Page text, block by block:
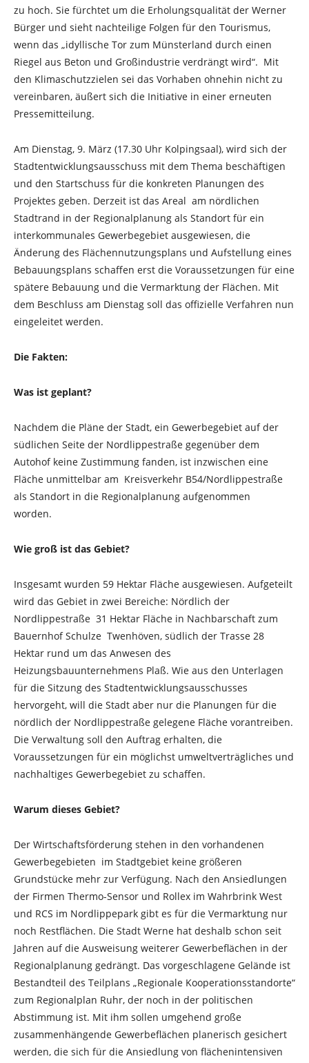
zu hoch. Sie fürchtet um die Erholungsqualität der Werner
Bürger und sieht nachteilige Folgen für den Tourismus,
wenn das „idyllische Tor zum Münsterland durch einen
Riegel aus Beton und Großindustrie verdrängt wird“. Mit
den Klimaschutzzielen sei das Vorhaben ohnehin nicht zu
vereinbaren, äußert sich die Initiative in einer erneuten
Pressemitteilung.
Am Dienstag, 9. März (17.30 Uhr Kolpingsaal), wird sich der
Stadtentwicklungsausschuss mit dem Thema beschäftigen
und den Startschuss für die konkreten Planungen des
Projektes geben. Derzeit ist das Areal am nördlichen
Stadtrand in der Regionalplanung als Standort für ein
interkommunales Gewerbegebiet ausgewiesen, die
Änderung des Flächennutzungsplans und Aufstellung eines
Bebauungsplans schaffen erst die Voraussetzungen für eine
spätere Bebauung und die Vermarktung der Flächen. Mit
dem Beschluss am Dienstag soll das offizielle Verfahren nun
eingeleitet werden.
Die Fakten:
Was ist geplant?
Nachdem die Pläne der Stadt, ein Gewerbegebiet auf der
südlichen Seite der Nordlippestraße gegenüber dem
Autohof keine Zustimmung fanden, ist inzwischen eine
Fläche unmittelbar am Kreisverkehr B54/Nordlippestraße
als Standort in die Regionalplanung aufgenommen
worden.
Wie groß ist das Gebiet?
Insgesamt wurden 59 Hektar Fläche ausgewiesen. Aufgeteilt
wird das Gebiet in zwei Bereiche: Nördlich der
Nordlippestraße 31 Hektar Fläche in Nachbarschaft zum
Bauernhof Schulze Twenhöven, südlich der Trasse 28
Hektar rund um das Anwesen des
Heizungsbauunternehmens Plaß. Wie aus den Unterlagen
für die Sitzung des Stadtentwicklungsausschusses
hervorgeht, will die Stadt aber nur die Planungen für die
nördlich der Nordlippestraße gelegene Fläche vorantreiben.
Die Verwaltung soll den Auftrag erhalten, die
Voraussetzungen für ein möglichst umweltverträgliches und
nachhaltiges Gewerbegebiet zu schaffen.
Warum dieses Gebiet?
Der Wirtschaftsförderung stehen in den vorhandenen
Gewerbegebieten im Stadtgebiet keine größeren
Grundstücke mehr zur Verfügung. Nach den Ansiedlungen
der Firmen Thermo-Sensor und Rollex im Wahrbrink West
und RCS im Nordlippepark gibt es für die Vermarktung nur
noch Restflächen. Die Stadt Werne hat deshalb schon seit
Jahren auf die Ausweisung weiterer Gewerbeflächen in der
Regionalplanung gedrängt. Das vorgeschlagene Gelände ist
Bestandteil des Teilplans „Regionale Kooperationsstandorte“
zum Regionalplan Ruhr, der noch in der politischen
Abstimmung ist. Mit ihm sollen umgehend große
zusammenhängende Gewerbeflächen planerisch gesichert
werden, die sich für die Ansiedlung von flächenintensiven